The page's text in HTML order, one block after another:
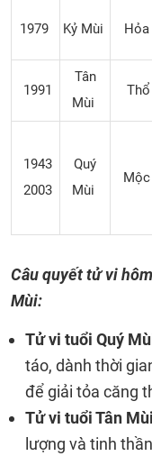
1979 Kỷ Mùi Hỏa
1991
Tân
Mùi
Thổ
1943
2003
Quý
Mùi
Mộc
Câu quyết tử vi
Mùi:
Tử vi tuổi Quý
táo, dành thời
để giải tỏa căng
Tử vi tuổi Tân
lượng và tinh